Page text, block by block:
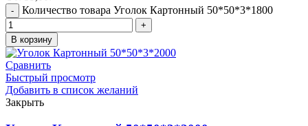
Количество товара Уголок Картонный 50*50*3*1800
В корзину
Сравнить
Быстрый просмотр
Добавить в список желаний
Закрыть